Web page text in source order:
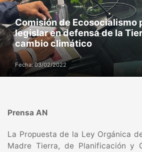
Comisión de Ecosocialismo
legislar en defensa de la
cambio climático
Fecha: 03/02/2022
Prensa AN
La Propuesta de la Ley Orgánica
Madre Tierra, de Planificación y